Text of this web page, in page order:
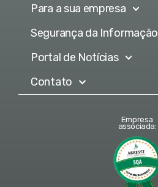
Para a sua empresa
Segurança da Informação
Portal de Notícias
Contato
Empresa
associada: